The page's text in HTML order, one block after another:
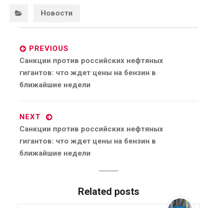
Новости
navigation
PREVIOUS
Previous
post:
Санкции против российских нефтяных
гигантов: что ждет цены на бензин в
ближайшие недели
NEXT
Next
post:
Санкции против российских нефтяных
гигантов: что ждет цены на бензин в
ближайшие недели
Related posts